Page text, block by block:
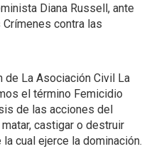
Diana Russell, ante
contra las
La Asociación Civil La
el término Femicidio
de las acciones del
castigar o destruir
cual ejerce la dominación.